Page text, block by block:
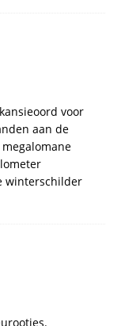
voor
aan de
winterschilder